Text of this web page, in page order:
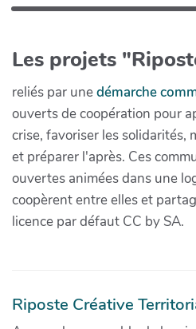
Les projets
reliés par unedémarche
ouverts de coopération pour
crise, favoriser les solidarités,
et préparer l'après. Ces
ouvertes animées dans une
coopèrent entre elles et
licence par défaut CC by SA.
Riposte Créative